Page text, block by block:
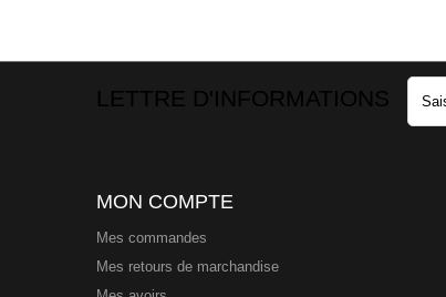
LETTRE D'INFORMATIONS
MON COMPTE
Mes commandes
Mes retours de marchandise